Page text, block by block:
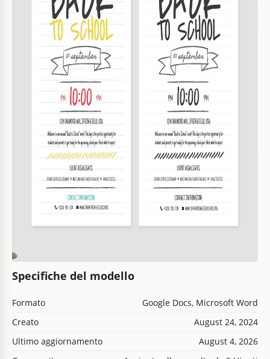
Specifiche del modello
Formato
Google Docs, Microsoft Word
Creato
August 24, 2024
Ultimo aggiornamento
August 4, 2026